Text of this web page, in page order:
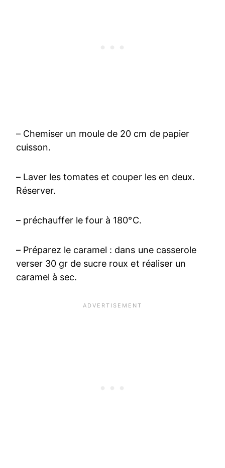
– Chemiser un moule de 20 cm de papier
cuisson.
– Laver les tomates et couper les en deux.
Réserver.
– préchauffer le four à 180°C.
– Préparez le caramel : dans une casserole
verser 30 gr de sucre roux et réaliser un
caramel à sec.